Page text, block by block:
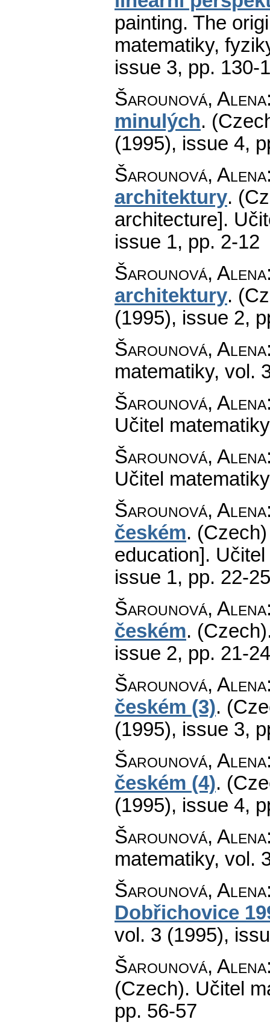
painting. The
matematiky,
issue 3, pp. 130-
Šarounová, Alena
minulých.
(1995), issue 4,
Šarounová, Alena
architektury.
architecture].
issue 1, pp. 2-12
Šarounová, Alena
architektury.
(1995), issue 2,
Šarounová, Alena
matematiky, vol.
Šarounová, Alena
Učitel matematiky
Šarounová, Alena
Učitel matematiky
Šarounová, Alena
českém.
education].
issue 1, pp. 22-25
Šarounová, Alena
českém.
issue 2, pp. 21-24
Šarounová, Alena
českém (3).
(1995), issue 3,
Šarounová, Alena
českém (4).
(1995), issue 4,
Šarounová, Alena
matematiky, vol.
Šarounová, Alena
Dobřichovice
vol. 3 (1995),
Šarounová, Alena
(Czech). Učitel
pp. 56-57